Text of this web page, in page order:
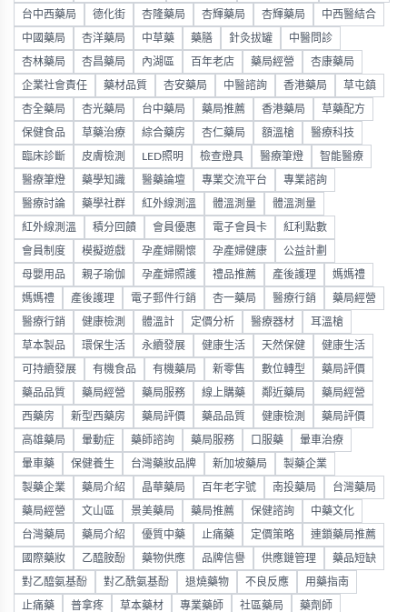
台中西藥局 德化街 杏隆藥局 杏輝藥局 杏輝藥局 中西醫結合
中國藥局 杏洋藥局 中草藥 藥膳 針灸拔罐 中醫問診
杏林藥局 杏昌藥局 內湖區 百年老店 藥局經營 杏康藥局
企業社會責任 藥材品質 杏安藥局 中醫諮詢 香港藥局 草屯鎮
杏全藥局 杏光藥局 台中藥局 藥局推薦 香港藥局 草藥配方
保健食品 草藥治療 綜合藥房 杏仁藥局 額溫槍 醫療科技
臨床診斷 皮膚檢測 LED照明 檢查燈具 醫療筆燈 智能醫療
醫療筆燈 藥學知識 醫藥論壇 專業交流平台 專業諮詢
醫療討論 藥學社群 紅外線測溫 體溫測量 體溫測量
紅外線測溫 積分回饋 會員優惠 電子會員卡 紅利點數
會員制度 模擬遊戲 孕產婦關懷 孕產婦健康 公益計劃
母嬰用品 親子瑜伽 孕產婦照護 禮品推薦 產後護理 媽媽禮
媽媽禮 產後護理 電子郵件行銷 杏一藥局 醫療行銷 藥局經營
醫療行銷 健康檢測 體溫計 定價分析 醫療器材 耳溫槍
草本製品 環保生活 永續發展 健康生活 天然保健 健康生活
可持續發展 有機食品 有機藥局 新零售 數位轉型 藥局評價
藥品品質 藥局經營 藥局服務 線上購藥 鄰近藥局 藥局經營
西藥房 新型西藥房 藥局評價 藥品品質 健康檢測 藥局評價
高雄藥局 暈動症 藥師諮詢 藥局服務 口服藥 暈車治療
暈車藥 保健養生 台灣藥妝品牌 新加坡藥局 製藥企業
製藥企業 藥局介紹 晶華藥局 百年老字號 南投藥局 台灣藥局
藥局經營 文山區 景美藥局 藥局推薦 保健諮詢 中藥文化
台灣藥局 藥局介紹 優質中藥 止痛藥 定價策略 連鎖藥局推薦
國際藥妝 乙醯胺酚 藥物供應 品牌信譽 供應鏈管理 藥品短缺
對乙醯氨基酚 對乙酰氨基酚 退燒藥物 不良反應 用藥指南
止痛藥 普拿疼 草本藥材 專業藥師 社區藥局 藥劑師